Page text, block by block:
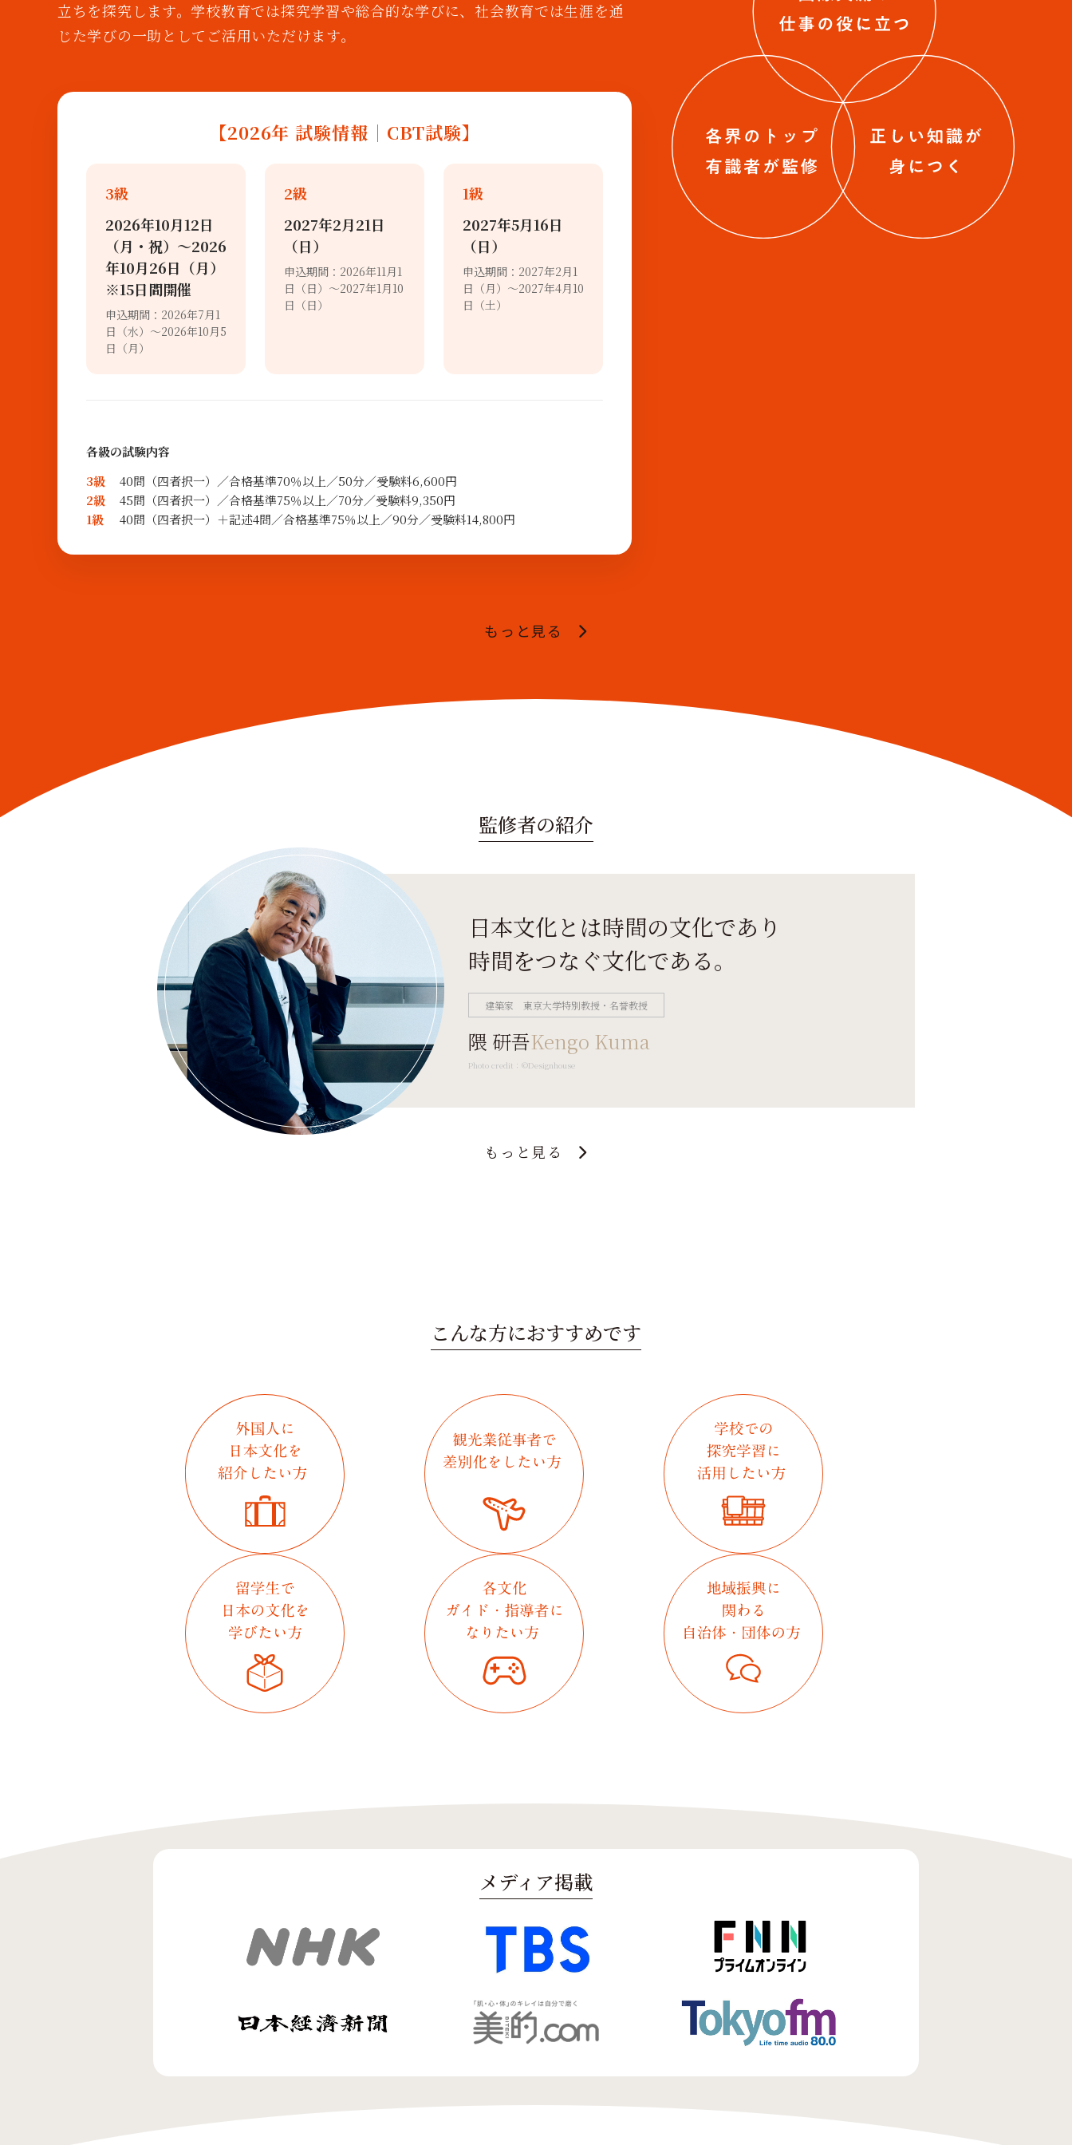
立ちを探究します。学校教育では探究学習や総合的な学びに、社会教育では生涯を通
じた学びの一助としてご活用いただけます。
【2026年 試験情報｜CBT試験】
3級
2026年10月12日
（月・祝）〜2026
年10月26日（月）
※15日間開催
申込期間：2026年7月1
日（水）～2026年10月5
日（月）
2級
2027年2月21日
（日）
申込期間：2026年11月1
日（日）～2027年1月10
日（日）
1級
2027年5月16日
（日）
申込期間：2027年2月1
日（月）～2027年4月10
日（土）
各級の試験内容
3級
40問（四者択一）／合格基準70％以上／50分／受験料6,600円
2級
45問（四者択一）／合格基準75％以上／70分／受験料9,350円
1級
40問（四者択一）＋記述4問／合格基準75％以上／90分／受験料14,800円
もっと見る
監修者の紹介
日本文化とは時間の文化であり
時間をつなぐ文化である。
建築家 東京大学特別教授・名誉教授
隈 研吾Kengo Kuma
Photo credit：©Designhouse
もっと見る
こんな方におすすめです
メディア掲載